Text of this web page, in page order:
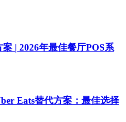
| 2026年最佳餐厅POS系
Eats替代方案：最佳选择